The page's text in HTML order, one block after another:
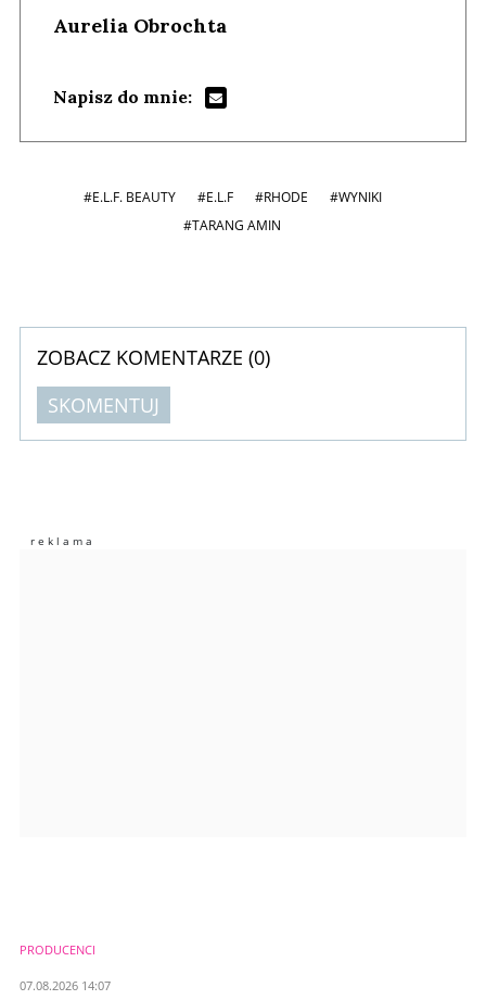
Aurelia Obrochta
Napisz do mnie:
#E.L.F. BEAUTY #E.L.F #RHODE
#WYNIKI
#TARANG AMIN
ZOBACZ KOMENTARZE (0)
SKOMENTUJ
Imię (Wymagane)
PRODUCENCI
07.08.2026 14:07